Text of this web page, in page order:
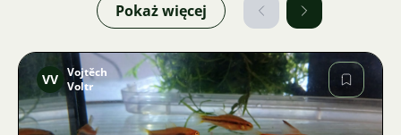
Pokaż więcej
VV Vojtěch
Voltr